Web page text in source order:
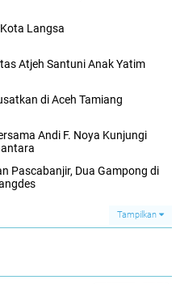
Langsa
Atjeh Santuni Anak Yatim
di Aceh Tamiang
Andi F. Noya Kunjungi
Pascabanjir, Dua Gampong di
Tampilkan